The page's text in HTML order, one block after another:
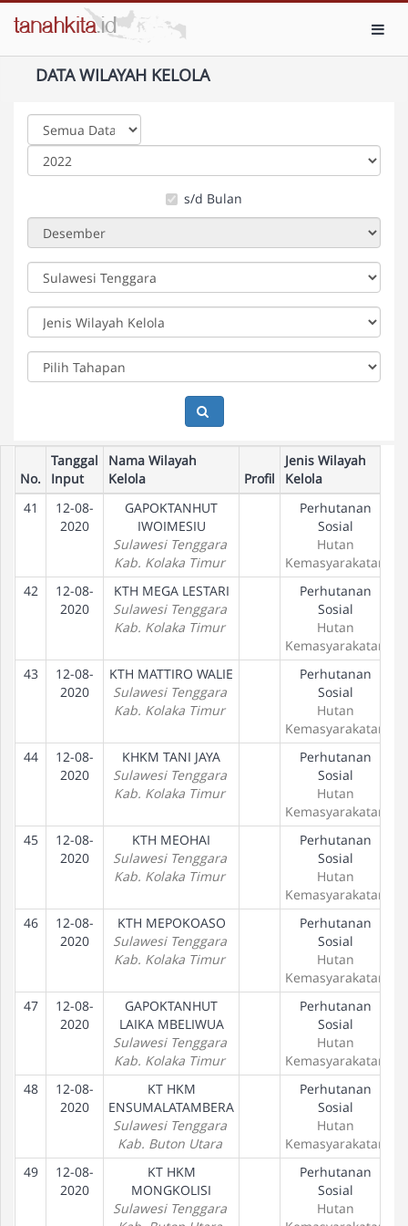
DATA WILAYAH KELOLA
s/d Bulan
No.
Tanggal
Input
Nama Wilayah
Kelola
Profil
Jenis Wilayah
Kelola
41
12-08-
2020
GAPOKTANHUT
IWOIMESIU
Sulawesi Tenggara
Kab. Kolaka Timur
Perhutanan
Sosial
Hutan
Kemasyarakatan
42
12-08-
2020
KTH MEGA LESTARI
Sulawesi Tenggara
Kab. Kolaka Timur
Perhutanan
Sosial
Hutan
Kemasyarakatan
43
12-08-
2020
KTH MATTIRO WALIE
Sulawesi Tenggara
Kab. Kolaka Timur
Perhutanan
Sosial
Hutan
Kemasyarakatan
44
12-08-
2020
KHKM TANI JAYA
Sulawesi Tenggara
Kab. Kolaka Timur
Perhutanan
Sosial
Hutan
Kemasyarakatan
45
12-08-
2020
KTH MEOHAI
Sulawesi Tenggara
Kab. Kolaka Timur
Perhutanan
Sosial
Hutan
Kemasyarakatan
46
12-08-
2020
KTH MEPOKOASO
Sulawesi Tenggara
Kab. Kolaka Timur
Perhutanan
Sosial
Hutan
Kemasyarakatan
47
12-08-
2020
GAPOKTANHUT
LAIKA MBELIWUA
Sulawesi Tenggara
Kab. Kolaka Timur
Perhutanan
Sosial
Hutan
Kemasyarakatan
48
12-08-
2020
KT HKM
ENSUMALATAMBERA
Sulawesi Tenggara
Kab. Buton Utara
Perhutanan
Sosial
Hutan
Kemasyarakatan
49
12-08-
2020
KT HKM
MONGKOLISI
Sulawesi Tenggara
Perhutanan
Sosial
Hutan